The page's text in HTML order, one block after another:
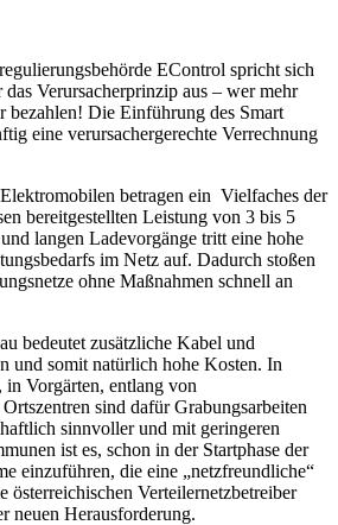
E­Control spricht sich
Verursacherprin­zip aus – wer mehr
bezahlen! Die Einführung des Smart
eine verursachergerechte Verrechnung
betragen ein Vielfaches der
bereitgestellten Leistung von 3 bis 5
langen Ladevorgänge tritt eine hohe
im Netz auf. Dadurch stoßen
ohne Maßnahmen schnell an
bedeutet zusätzliche Kabel und
und somit natürlich hohe Kosten. In
in Vorgärten, entlang von
sind dafür Gra­bungsarbeiten
sinnvoller und mit geringeren
ist es, schon in der Startphase der
einzuführen, die eine „netzfreundliche“
österreichischen Verteilernetzbetreiber
neuen Herausforderung.